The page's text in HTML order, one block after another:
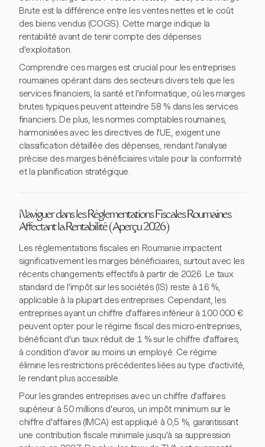
Brute est la différence entre les ventes nettes et le coût
des biens vendus (COGS). Cette marge indique la
rentabilité avant de tenir compte des dépenses
d'exploitation.
Comprendre ces marges est crucial pour les entreprises
roumaines opérant dans des secteurs divers tels que les
services financiers, la santé et l'informatique, où les marges
brutes typiques peuvent atteindre 58 % dans les services
financiers. De plus, les normes comptables roumaines,
harmonisées avec les directives de l'UE, exigent une
classification détaillée des dépenses, rendant l'analyse
précise des marges bénéficiaires vitale pour la conformité
et la planification stratégique.
Naviguer dans les Réglementations Fiscales Roumaines
Affectant la Rentabilité (Aperçu 2026)
Les réglementations fiscales en Roumanie impactent
significativement les marges bénéficiaires, surtout avec les
récents changements effectifs à partir de 2026. Le taux
standard de l'impôt sur les sociétés (IS) reste à 16 %,
applicable à la plupart des entreprises. Cependant, les
entreprises ayant un chiffre d'affaires inférieur à 100 000 €
peuvent opter pour le régime fiscal des micro-entreprises,
bénéficiant d'un taux réduit de 1 % sur le chiffre d'affaires,
à condition d'avoir au moins un employé. Ce régime
élimine les restrictions précédentes liées au type d'activité,
le rendant plus accessible.
Pour les grandes entreprises avec un chiffre d'affaires
supérieur à 50 millions d'euros, un impôt minimum sur le
chiffre d'affaires (IMCA) est appliqué à 0,5 %, garantissant
une contribution fiscale minimale jusqu'à sa suppression